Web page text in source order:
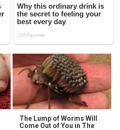
The Lump of Worms Will
Come Out of You in The